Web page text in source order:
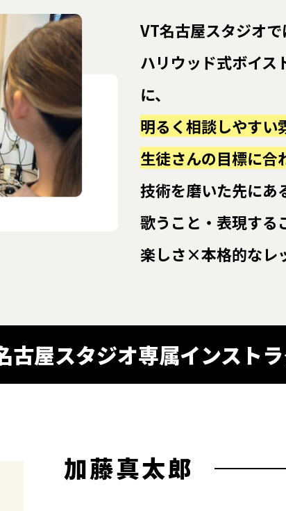
VT名古屋スタジオ
ハリウッド式ボイス
に、
明るく相談しやすい
生徒さんの目標に合
技術を磨いた先にあ
歌うこと・表現する
楽しさ×本格的なレ
古屋スタジオ専属インスト
加藤真太郎